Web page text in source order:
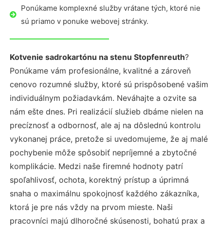
Ponúkame komplexné služby vrátane tých, ktoré nie
sú priamo v ponuke webovej stránky.
Kotvenie sadrokartónu na stenu Stopfenreuth?
Ponúkame vám profesionálne, kvalitné a zároveň
cenovo rozumné služby, ktoré sú prispôsobené vašim
individuálnym požiadavkám. Neváhajte a ozvite sa
nám ešte dnes. Pri realizácií služieb dbáme nielen na
precíznosť a odbornosť, ale aj na dôslednú kontrolu
vykonanej práce, pretože si uvedomujeme, že aj malé
pochybenie môže spôsobiť nepríjemné a zbytočné
komplikácie. Medzi naše firemné hodnoty patrí
spoľahlivosť, ochota, korektný prístup a úprimná
snaha o maximálnu spokojnosť každého zákazníka,
ktorá je pre nás vždy na prvom mieste. Naši
pracovníci majú dlhoročné skúsenosti, bohatú prax a